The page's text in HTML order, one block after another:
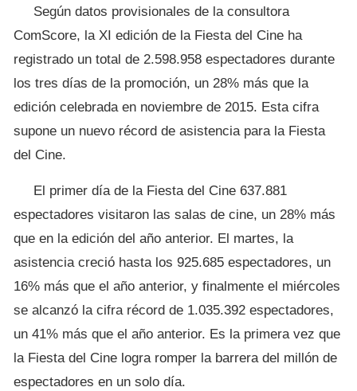
Según datos provisionales de la consultora
ComScore, la XI edición de la Fiesta del Cine ha
registrado un total de 2.598.958 espectadores durante
los tres días de la promoción, un 28% más que la
edición celebrada en noviembre de 2015. Esta cifra
supone un nuevo récord de asistencia para la Fiesta
del Cine.
El primer día de la Fiesta del Cine 637.881
espectadores visitaron las salas de cine, un 28% más
que en la edición del año anterior. El martes, la
asistencia creció hasta los 925.685 espectadores, un
16% más que el año anterior, y finalmente el miércoles
se alcanzó la cifra récord de 1.035.392 espectadores,
un 41% más que el año anterior. Es la primera vez que
la Fiesta del Cine logra romper la barrera del millón de
espectadores en un solo día.